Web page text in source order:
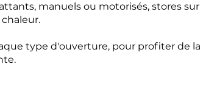
manuels ou motorisés, stores sur
type d'ouverture, pour profiter de la